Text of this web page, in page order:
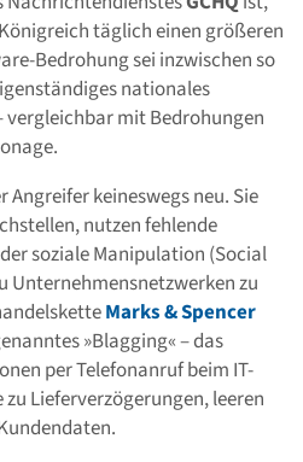
täglich einen größeren
Bedrohung sei inzwischen so
nationales
mit Bedrohungen
Angreifer keineswegs neu. Sie
nutzen fehlende
soziale Manipulation (Social
Unternehmensnetzwerken zu
Marks & Spencer
»Blagging« – das
per Telefonanruf beim IT-
Lieferverzögerungen, leeren